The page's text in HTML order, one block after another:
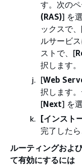
す。次の
(RAS)] を
ックスで
ルサービ
ストで、[
択します。
[Web
択します
[Next] を
[インスト
完了した
ルーティングおよ
て有効にするには